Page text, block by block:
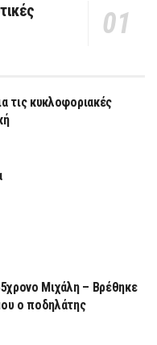
τις κυκλοφοριακές
Μιχάλη – Βρέθηκε
ο ποδηλάτης